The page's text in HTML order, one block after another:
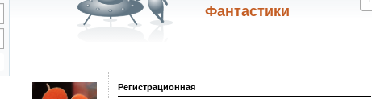
Фантастики
Регистрационная